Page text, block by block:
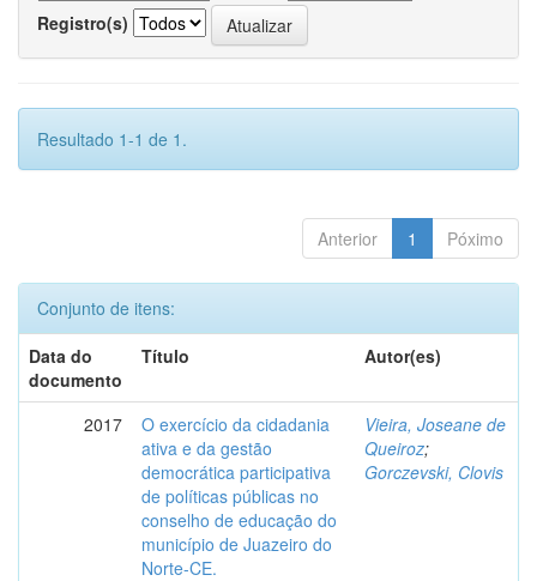
Registro(s)
Resultado 1-1 de 1.
Anterior 1 Póximo
Conjunto de itens:
Data do
documento
Título Autor(es)
2017
O exercício da cidadania
ativa e da gestão
democrática participativa
de políticas públicas no
conselho de educação do
município de Juazeiro do
Norte-CE.
Vieira, Joseane de
Queiroz;
Gorczevski, Clovis